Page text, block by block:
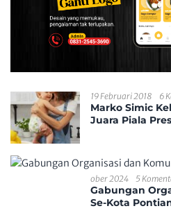
19 Februari 2018 6
Marko Simic
Juara Piala
Ober 2024
5
Gabungan
Se-Kota